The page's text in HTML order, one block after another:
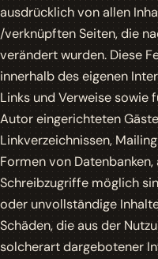
ausdrücklich von allen
/verknüpften Seiten, die
verändert wurden. Diese
innerhalb des eigenen
Links und Verweise sowie
Autor eingerichteten
Linkverzeichnissen,
Formen von
Schreibzugriffe möglich
oder unvollständige
Schäden, die aus der
solcherart dargebotener